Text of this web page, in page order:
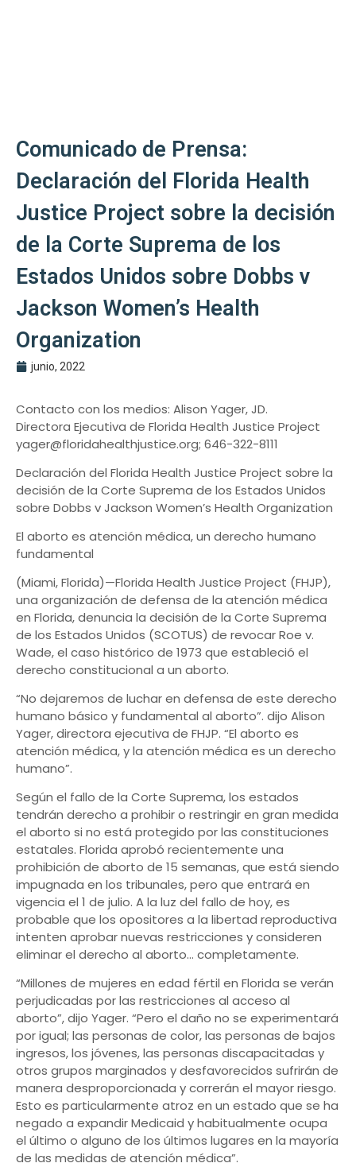
Comunicado de Prensa:
Declaración del Florida Health
Justice Project sobre la decisión
de la Corte Suprema de los
Estados Unidos sobre Dobbs v
Jackson Women’s Health
Organization
junio, 2022
Contacto con los medios: Alison Yager, JD.
Directora Ejecutiva de Florida Health Justice Project
yager@floridahealthjustice.org; 646-322-8111
Declaración del Florida Health Justice Project sobre la
decisión de la Corte Suprema de los Estados Unidos
sobre Dobbs v Jackson Women’s Health Organization
El aborto es atención médica, un derecho humano
fundamental
(Miami, Florida)—Florida Health Justice Project (FHJP),
una organización de defensa de la atención médica
en Florida, denuncia la decisión de la Corte Suprema
de los Estados Unidos (SCOTUS) de revocar Roe v.
Wade, el caso histórico de 1973 que estableció el
derecho constitucional a un aborto.
“No dejaremos de luchar en defensa de este derecho
humano básico y fundamental al aborto”. dijo Alison
Yager, directora ejecutiva de FHJP. “El aborto es
atención médica, y la atención médica es un derecho
humano”.
Según el fallo de la Corte Suprema, los estados
tendrán derecho a prohibir o restringir en gran medida
el aborto si no está protegido por las constituciones
estatales. Florida aprobó recientemente una
prohibición de aborto de 15 semanas, que está siendo
impugnada en los tribunales, pero que entrará en
vigencia el 1 de julio. A la luz del fallo de hoy, es
probable que los opositores a la libertad reproductiva
intenten aprobar nuevas restricciones y consideren
eliminar el derecho al aborto… completamente.
“Millones de mujeres en edad fértil en Florida se verán
perjudicadas por las restricciones al acceso al
aborto”, dijo Yager. “Pero el daño no se experimentará
por igual; las personas de color, las personas de bajos
ingresos, los jóvenes, las personas discapacitadas y
otros grupos marginados y desfavorecidos sufrirán de
manera desproporcionada y correrán el mayor riesgo.
Esto es particularmente atroz en un estado que se ha
negado a expandir Medicaid y habitualmente ocupa
el último o alguno de los últimos lugares en la mayoría
de las medidas de atención médica”.